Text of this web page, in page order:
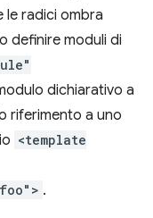
le radici ombra
definire moduli di
dichiarativo a
riferimento a uno
<template
.